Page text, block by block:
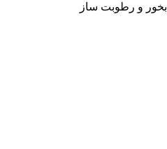
بخور و رطوبت ساز